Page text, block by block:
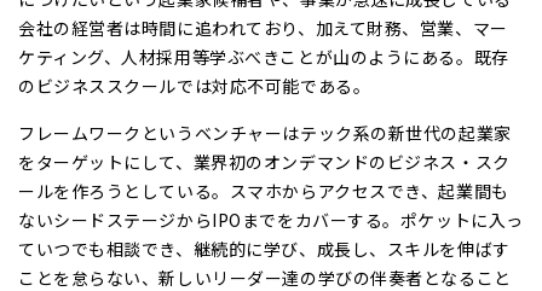
会社の経営者は時間に追われており、加えて財務、営業、マー
ケティング、人材採用等学ぶべきことが山のようにある。既存
のビジネススクールでは対応不可能である。
フレームワークというベンチャーはテック系の新世代の起業家
をターゲットにして、業界初のオンデマンドのビジネス・スク
ールを作ろうとしている。スマホからアクセスでき、起業間も
ないシードステージからIPOまでをカバーする。ポケットに入っ
ていつでも相談でき、継続的に学び、成長し、スキルを伸ばす
ことを怠らない、新しいリーダー達の学びの伴奏者となること